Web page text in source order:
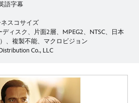
語字幕
スコサイズ
ィスク、片面2層、MPEG2、NTSC、日本
、複製不能、マクロビジョン
Co., LLC